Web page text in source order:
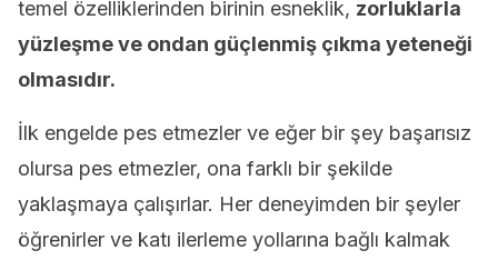
temel özelliklerinden birinin esneklik, zorluklarla
yüzleşme ve ondan güçlenmiş çıkma yeteneği
olmasıdır.
İlk engelde pes etmezler ve eğer bir şey başarısız
olursa pes etmezler, ona farklı bir şekilde
yaklaşmaya çalışırlar. Her deneyimden bir şeyler
öğrenirler ve katı ilerleme yollarına bağlı kalmak